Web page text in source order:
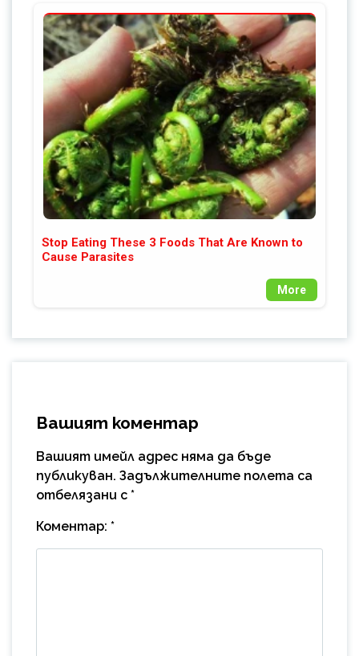
Stop Eating These 3 Foods That Are Known to
Cause Parasites
More
Вашият коментар
Вашият имейл адрес няма да бъде
публикуван. Задължителните полета са
отбелязани с *
Коментар: *